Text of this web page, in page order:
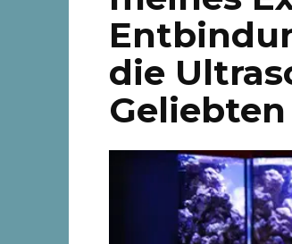
die